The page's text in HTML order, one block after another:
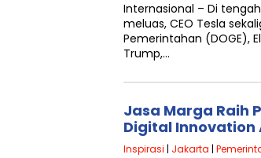
Internasional – Di
meluas, CEO Tesla
Pemerintahan (DOGE),
Trump,…
Jasa Marga Raih
Digital Innovation
Inspirasi | Jakarta |